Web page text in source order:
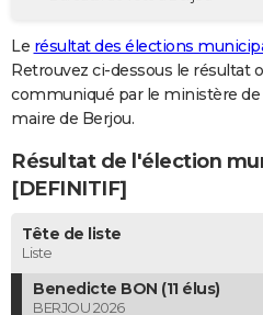
GUIDES D'ACHAT
BONS PLANS
CARTE DE VOEUX
Carte de Noël
Carte Bonne année
Carte Saint-Valentin
Carte Pâques
Carte d'anniversaire
DICTIONNAIRE
Dictionnaire
Biographies
Citations
Expressions
Proverbes
PROGRAMME TV
COPAINS D'AVANT
Le résultat des élections
Retrouvez ci-dessous le résultat
communiqué par le ministère
maire de Berjou.
Résultat de l'élection
[DEFINITIF]
Tête de liste
Liste
Benedicte BON (11 élus)
BERJOU 2026